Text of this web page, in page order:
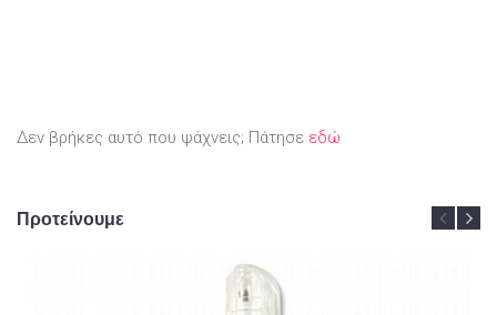
Δεν βρήκες αυτό που ψάχνεις; Πάτησε εδώ
Προτείνουμε